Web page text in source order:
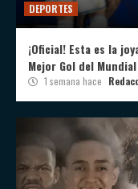
DEPORTES
¡Oficial! Esta es la
Mejor Gol del
1 semana hace